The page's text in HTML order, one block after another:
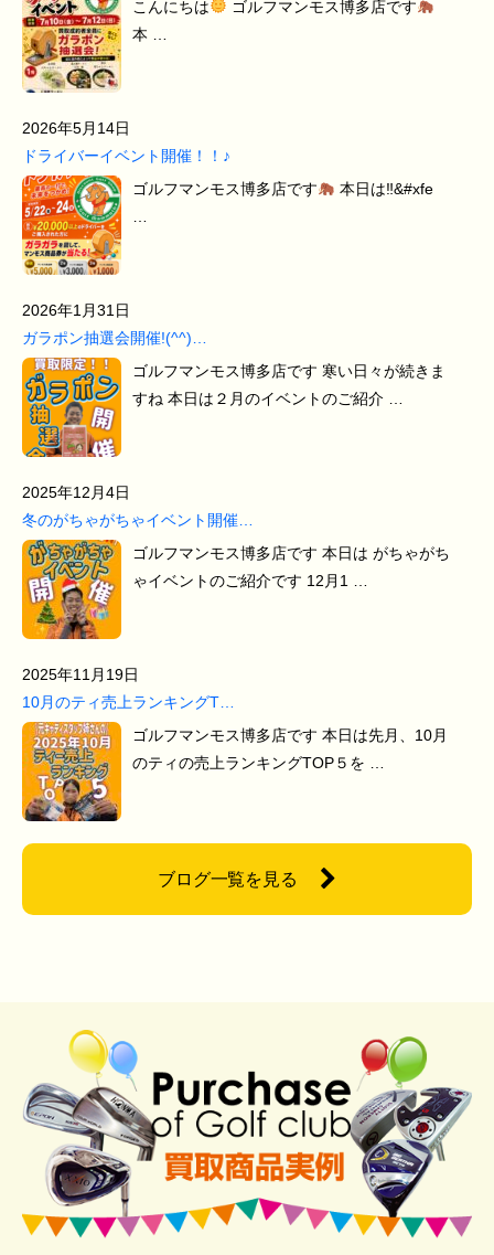
こんにちは
ゴルフマンモス博多店です
本 …
2026年5月14日
ドライバーイベント開催！！♪
ゴルフマンモス博多店です
本日は‼&#xfe
2026年1月31日
ガラポン抽選会開催!(^^)…
ゴルフマンモス博多店です 寒い日々が続きま
すね 本日は２月のイベントのご紹介 …
2025年12月4日
冬のがちゃがちゃイベント開催…
ゴルフマンモス博多店です 本日は がちゃがち
ゃイベントのご紹介です 12月1 …
2025年11月19日
10月のティ売上ランキングT…
ゴルフマンモス博多店です 本日は先月、10月
のティの売上ランキングTOP５を …
ブログ一覧を見る